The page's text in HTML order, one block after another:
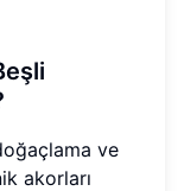
ve
akorları